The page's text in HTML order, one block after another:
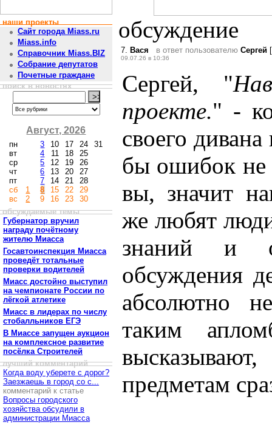
наши проекты
Сайт города Miass.ru
Miass.info
Справочник Miass.BIZ
Собрание депутатов
Почетные граждане
поиск в новостях
Август, 2026
пн
вт
ср
чт
пт
сб
вс
1
2
3
4
5
6
7
8
9
10
11
12
13
14
15
16
17
18
19
20
21
22
23
24
25
26
27
28
29
30
31
обсуждаемые темы
Губернатор вручил
награду почётному
жителю Миасса
Госавтоинспекция Миасса
проведёт тотальные
проверки водителей
Миасс достойно выступил
на чемпионате России по
лёгкой атлетике
Миасс в лидерах по числу
стобалльников ЕГЭ
В Миассе запущен аукцион
на комплексное развитие
посёлка Строителей
лучший комментарий
Когда воду уберете с дорог?
Заезжаешь в город со с...
комментарий к статье
Вопросы городского
хозяйства обсудили в
администрации Миасса
обсуждение
7. Вася в ответ пользователю Сергей [
09.07.26 в 10:36
Сергей, "
проекте." -
своего
бы ошибок не
вы, значит
же любят
знаний и
обсуждения
абсолютно
таким
предметам